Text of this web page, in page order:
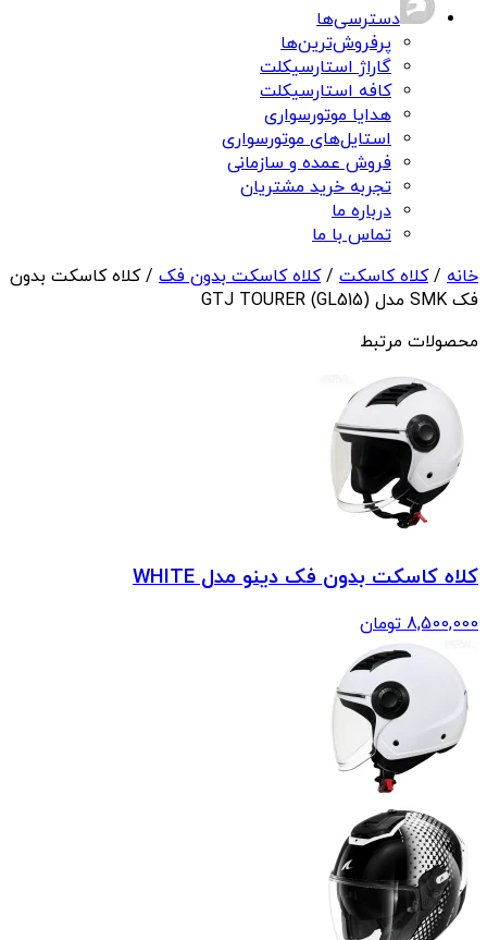
دسترسی‌ها
پرفروش‌ترین‌ها
گاراژ استارسیکلت
کافه استارسیکلت
هدایا موتورسواری
استایل‌های موتورسواری
فروش عمده و سازمانی
تجربه خرید مشتریان
درباره ما
تماس با ما
خانه /کلاه کاسکت /کلاه کاسکت بدون فک / کلاه کاسکت بدون
فک SMK مدل GTJ TOURER (GL515)
محصولات مرتبط
کلاه کاسکت بدون فک دینو مدل WHITE
8,500,000 تومان